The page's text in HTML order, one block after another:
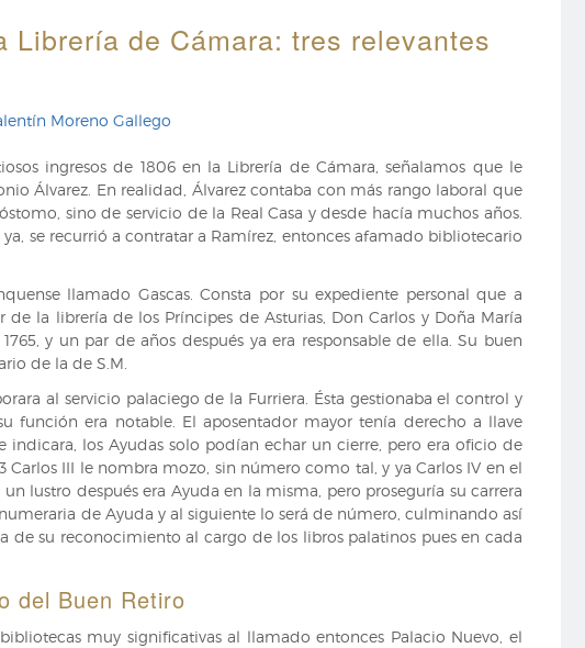
de Cámara: tres relevantes
Moreno Gallego
ingresos de 1806 en la Librería de Cámara, señalamos que le
Álvarez. En realidad, Álvarez contaba con más rango laboral que
sino de servicio de la Real Casa y desde hacía muchos años.
se recurrió a contratar a Ramírez, entonces afamado bibliotecario
llamado Gascas. Consta por su expediente personal que a
la librería de los Príncipes de Asturias, Don Carlos y Doña María
y un par de años después ya era responsable de ella. Su buen
de la de S.M.
al servicio palaciego de la Furriera. Ésta gestionaba el control y
función era notable. El aposentador mayor tenía derecho a llave
los Ayudas solo podían echar un cierre, pero era oficio de
Carlos III le nombra mozo, sin número como tal, y ya Carlos IV en el
lustro después era Ayuda en la misma, pero proseguría su carrera
de Ayuda y al siguiente lo será de número, culminando así
de su reconocimiento al cargo de los libros palatinos pues en cada
del Buen Retiro
muy significativas al llamado entonces Palacio Nuevo, el